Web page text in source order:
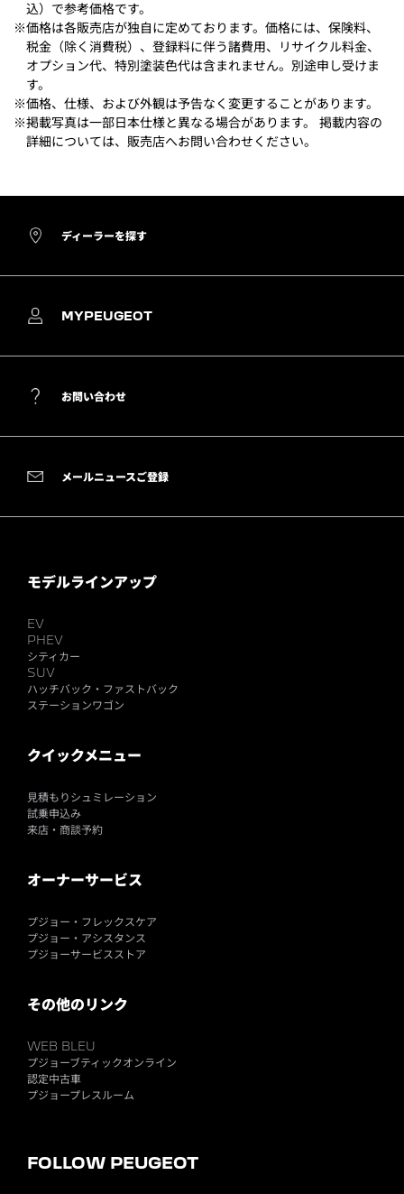
込）で参考価格です。
※価格は各販売店が独自に定めております。価格には、保険料、
税金（除く消費税）、登録料に伴う諸費用、リサイクル料金、
オプション代、特別塗装色代は含まれません。別途申し受けま
す。
※価格、仕様、および外観は予告なく変更することがあります。
※掲載写真は一部日本仕様と異なる場合があります。 掲載内容の
詳細については、販売店へお問い合わせください。
ディーラーを探す
MYPEUGEOT
お問い合わせ
メールニュースご登録
モデルラインアップ
EV
PHEV
シティカー
SUV
ハッチバック・ファストバック
ステーションワゴン
クイックメニュー
見積もりシュミレーション
試乗申込み
来店・商談予約
オーナーサービス
プジョー・フレックスケア
プジョー・アシスタンス
プジョーサービスストア
その他のリンク
WEB BLEU
プジョーブティックオンライン
認定中古車
プジョープレスルーム
FOLLOW PEUGEOT